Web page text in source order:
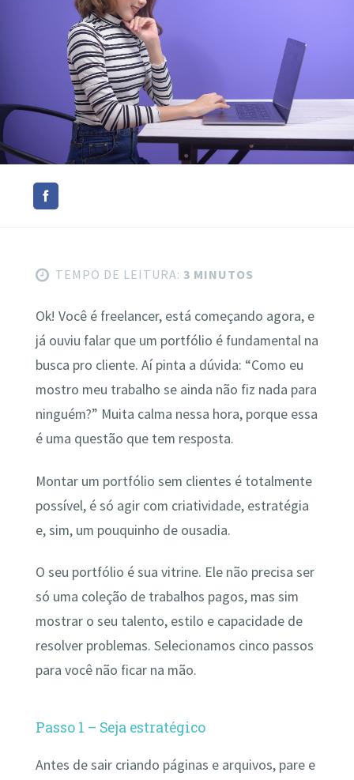
TEMPO DE LEITURA: 3 MINUTOS
Ok! Você é freelancer, está começando agora, e
já ouviu falar que um portfólio é fundamental na
busca pro cliente. Aí pinta a dúvida: “Como eu
mostro meu trabalho se ainda não fiz nada para
ninguém?” Muita calma nessa hora, porque essa
é uma questão que tem resposta.
Montar um portfólio sem clientes é totalmente
possível, é só agir com criatividade, estratégia
e, sim, um pouquinho de ousadia.
O seu portfólio é sua vitrine. Ele não precisa ser
só uma coleção de trabalhos pagos, mas sim
mostrar o seu talento, estilo e capacidade de
resolver problemas. Selecionamos cinco passos
para você não ficar na mão.
Passo 1 – Seja estratégico
Antes de sair criando páginas e arquivos, pare e